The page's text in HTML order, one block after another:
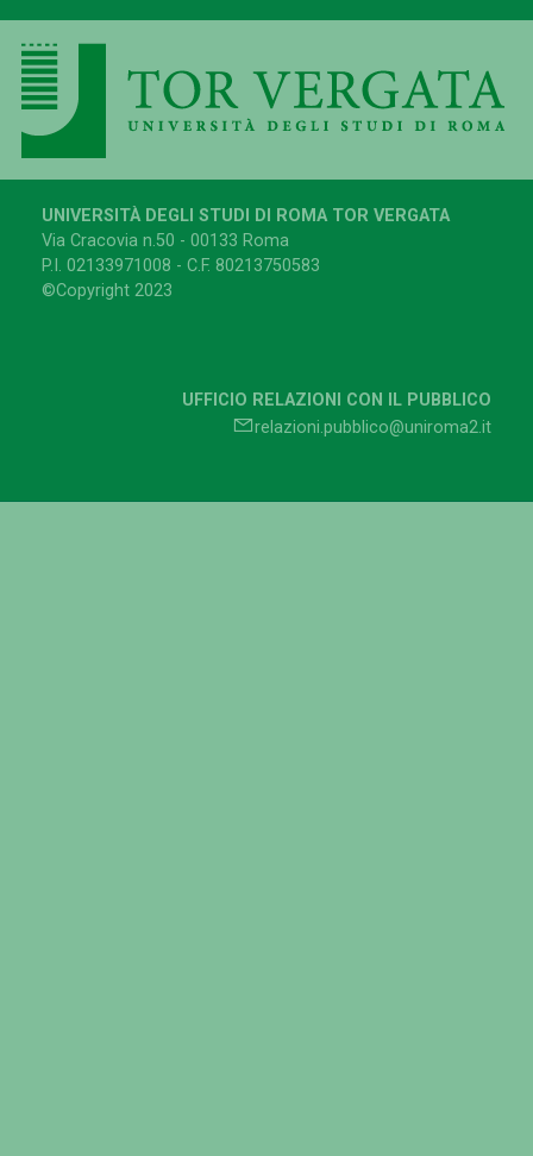
UNIVERSITÀ DEGLI STUDI DI ROMA TOR VERGATA
Via Cracovia n.50 - 00133 Roma
P.I. 02133971008 - C.F. 80213750583
©Copyright 2023
UFFICIO RELAZIONI CON IL PUBBLICO
relazioni.pubblico@uniroma2.it